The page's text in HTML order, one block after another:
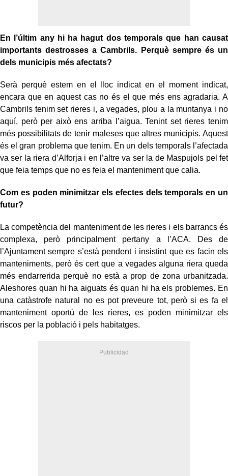
En l’últim any hi ha hagut dos temporals que han causat
importants destrosses a Cambrils. Perquè sempre és un
dels municipis més afectats?
Serà perquè estem en el lloc indicat en el moment indicat,
encara que en aquest cas no és el que més ens agradaria. A
Cambrils tenim set rieres i, a vegades, plou a la muntanya i no
aquí, però per això ens arriba l’aigua. Tenint set rieres tenim
més possibilitats de tenir maleses que altres municipis. Aquest
és el gran problema que tenim. En un dels temporals l’afectada
va ser la riera d’Alforja i en l’altre va ser la de Maspujols pel fet
que feia temps que no es feia el manteniment que calia.
Com es poden minimitzar els efectes dels temporals en un
futur?
La competència del manteniment de les rieres i els barrancs és
complexa, però principalment pertany a l’ACA. Des de
l’Ajuntament sempre s’està pendent i insistint que es facin els
manteniments, però és cert que a vegades alguna riera queda
més endarrerida perquè no està a prop de zona urbanitzada.
Aleshores quan hi ha aiguats és quan hi ha els problemes. En
una catàstrofe natural no es pot preveure tot, però si es fa el
manteniment oportú de les rieres, es poden minimitzar els
riscos per la població i pels habitatges.